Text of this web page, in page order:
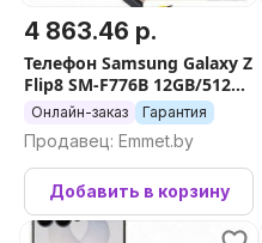
4 863.46 р.
Телефон Samsung Galaxy Z
Flip8 SM-F776B 12GB/512GB
(серый)
Онлайн-заказ Гарантия
Продавец: Emmet.by
Добавить в корзину